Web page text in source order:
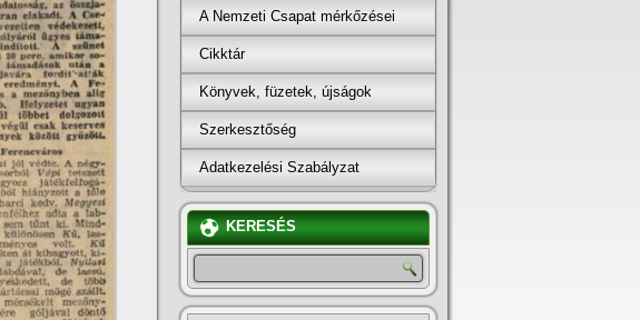
A Nemzeti Csapat mérkőzései
Cikktár
Könyvek, füzetek, újságok
Szerkesztőség
Adatkezelési Szabályzat
KERESÉS